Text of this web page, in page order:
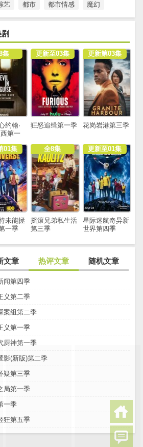
艺
都市 都市情感 魔幻
集
约翰·
第一
更新至03集
狂怒追缉第一季
更新第03集
花岗岩港第三季
01集
未能拯
一季
全8集
摇滚兄弟私生活
第三季
更新至01集
星际迷航奇异新
世界第四季
文章 热评文章 随机文章
闻第四季
义第二季
案组第二季
义第一季
厨神第一季
影(新版)第二季
疑第三季
局第一季
一季
狂第五季